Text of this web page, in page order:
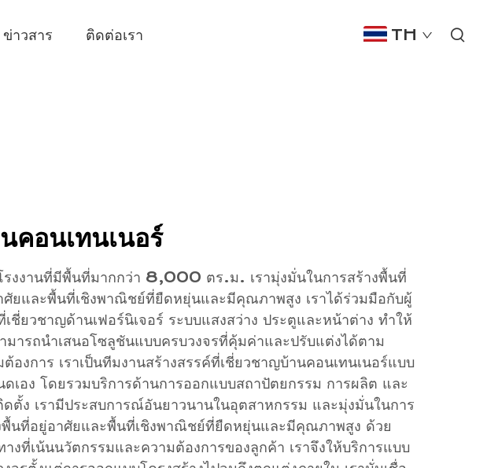
ข่าวสาร ติดต่อเรา TH
คอนเทนเนอร์
รงงานที่มีพื้นที่มากกว่า 8,000 ตร.ม. เรามุ่งมั่นในการสร้างพื้นที่
ศัยและพื้นที่เชิงพาณิชย์ที่ยืดหยุ่นและมีคุณภาพสูง เราได้ร่วมมือกับผู้
เชี่ยวชาญด้านเฟอร์นิเจอร์ ระบบแสงสว่าง ประตูและหน้าต่าง ทำให้
ามารถนำเสนอโซลูชันแบบครบวงจรที่คุ้มค่าและปรับแต่งได้ตาม
ต้องการ เราเป็นทีมงานสร้างสรรค์ที่เชี่ยวชาญบ้านคอนเทนเนอร์แบบ
ดเอง โดยรวมบริการด้านการออกแบบสถาปัตยกรรม การผลิต และ
ดตั้ง เรามีประสบการณ์อันยาวนานในอุตสาหกรรม และมุ่งมั่นในการ
พื้นที่อยู่อาศัยและพื้นที่เชิงพาณิชย์ที่ยืดหยุ่นและมีคุณภาพสูง ด้วย
างที่เน้นนวัตกรรมและความต้องการของลูกค้า เราจึงให้บริการแบบ